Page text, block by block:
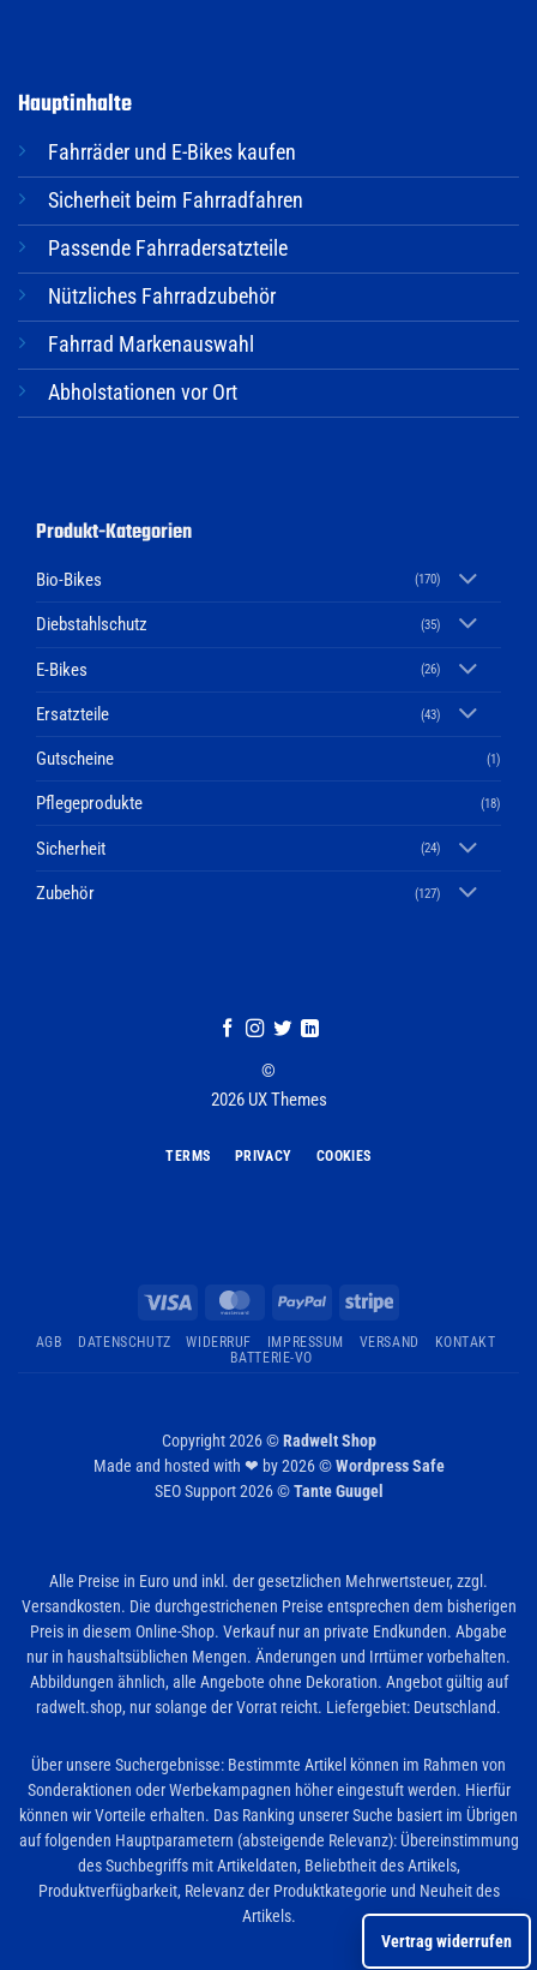
Hauptinhalte
Fahrräder und E-Bikes kaufen
Sicherheit beim Fahrradfahren
Passende Fahrradersatzteile
Nützliches Fahrradzubehör
Fahrrad Markenauswahl
Abholstationen vor Ort
Produkt-Kategorien
Bio-Bikes (170)
Diebstahlschutz (35)
E-Bikes (26)
Ersatzteile (43)
Gutscheine (1)
Pflegeprodukte (18)
Sicherheit (24)
Zubehör (127)
©
2026 UX Themes
TERMS PRIVACY COOKIES
MasterCardPayPal Stripe
AGB DATENSCHUTZ WIDERRUF IMPRESSUM VERSAND
KONTAKT
BATTERIE-VO
Copyright 2026 ©Radwelt Shop
Made and hosted with ❤ by 2026 ©Wordpress Safe
SEO Support 2026 ©Tante Guugel
Alle Preise in Euro und inkl. der gesetzlichen Mehrwertsteuer, zzgl.
Versandkosten. Die durchgestrichenen Preise entsprechen dem bisherigen
Preis in diesem Online-Shop. Verkauf nur an private Endkunden. Abgabe
nur in haushaltsüblichen Mengen. Änderungen und Irrtümer vorbehalten.
Abbildungen ähnlich, alle Angebote ohne Dekoration. Angebot gültig auf
radwelt.shop, nur solange der Vorrat reicht. Liefergebiet: Deutschland.
Über unsere Suchergebnisse: Bestimmte Artikel können im Rahmen von
Sonderaktionen oder Werbekampagnen höher eingestuft werden. Hierfür
können wir Vorteile erhalten. Das Ranking unserer Suche basiert im Übrigen
auf folgenden Hauptparametern (absteigende Relevanz): Übereinstimmung
des Suchbegriffs mit Artikeldaten, Beliebtheit des Artikels,
Produktverfügbarkeit, Relevanz der Produktkategorie und Neuheit des
Artikels.
Vertrag widerrufen